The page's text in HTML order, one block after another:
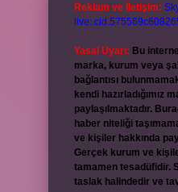
Reklam ve İletişim:
Yasal Uyarı: Bu
marka, kurum veya
bağlantısı
kendi hazırladığımız
paylaşılmaktadır.
haber niteliği
ve kişiler hakkında
Gerçek kurum ve
tamamen tesadüfidir.
taslak halindedir ve